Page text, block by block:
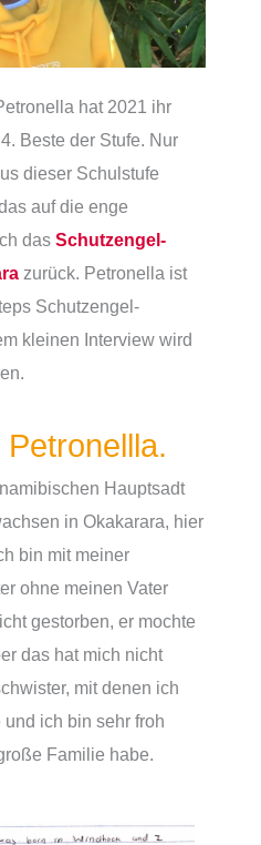
hat 2021 ihr
Beste der Stufe. Nur
dieser Schulstufe
auf die enge
das Schutzengel-
zurück. Petronella ist
Schutzengel-
kleinen Interview wird
Hauptsadt
in Okakarara, hier
bin mit meiner
ohne meinen Vater
gestorben, er mochte
das hat mich nicht
mit denen ich
ich bin sehr froh
Familie habe.